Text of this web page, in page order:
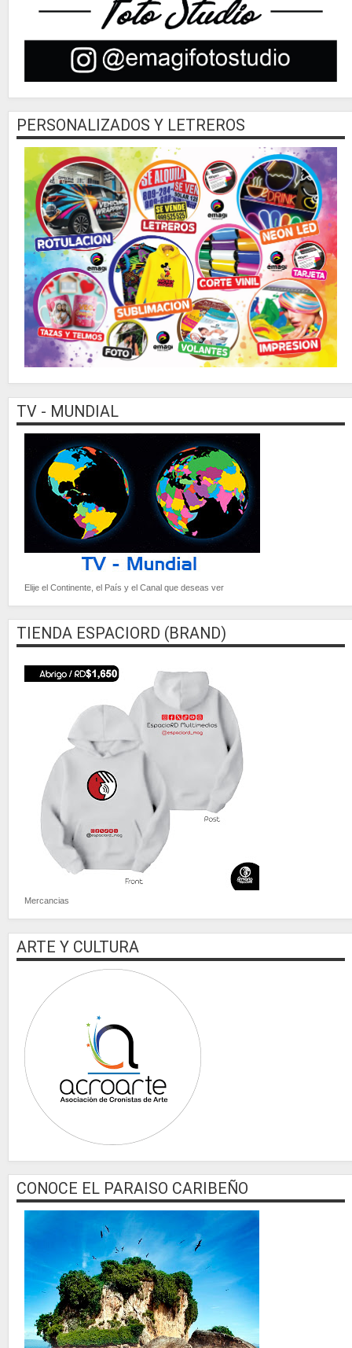
PERSONALIZADOS Y LETREROS
TV - MUNDIAL
Elije el Continente, el País y el Canal que deseas ver
TIENDA ESPACIORD (BRAND)
Mercancias
ARTE Y CULTURA
CONOCE EL PARAISO CARIBEÑO